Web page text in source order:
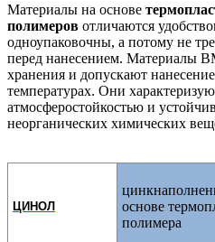
Материалы на основе
полимеров отличаются
одноупаковочны, а потому не
перед нанесением. Материалы
хранения и допускают
температурах. Они
атмосферостойкостью и
неорганических химических
ЦИНОЛ
основе
полимера